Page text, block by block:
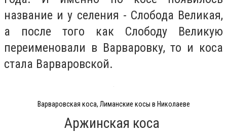
название и у селения - Слобода Великая,
а после того как Слободу Великую
переименовали в Варваровку, то и коса
стала Варваровской.
Варваровская коса, Лиманские косы в Николаеве
Аржинская коса